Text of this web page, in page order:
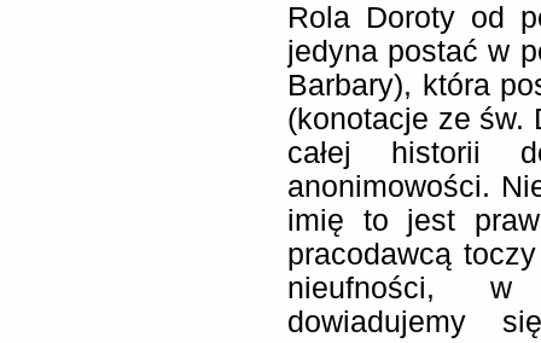
Rola Doroty od
jedyna postać w
Barbary), która
(konotacje ze św.
całej historii
anonimowości.
imię to jest
pracodawcą
nieufności,
dowiadujemy